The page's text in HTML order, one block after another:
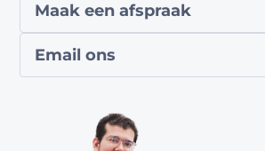
Maak een afspraak
Email ons